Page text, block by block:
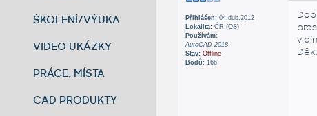
ŠKOLENÍ/VÝUKA
VIDEO UKÁZKY
PRÁCE, MÍSTA
CAD PRODUKTY
Přihlášen:04.dub.2012
Lokalita:ČR (OS)
Používám:
AutoCAD 2018
Stav: Offline
Bodů:166